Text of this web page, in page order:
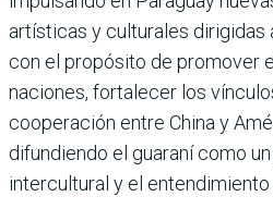
artísticas y culturales dirigidas
con el propósito de promover
naciones, fortalecer los
cooperación entre China y
difundiendo el guaraní como
intercultural y el entendimiento